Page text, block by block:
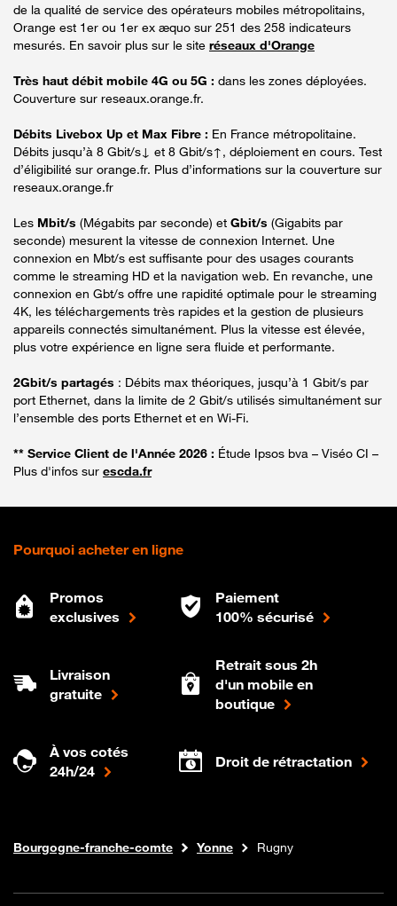
de la qualité de service des opérateurs mobiles métropolitains,
Orange est 1er ou 1er ex æquo sur 251 des 258 indicateurs
mesurés. En savoir plus sur le site réseaux d'Orange
Très haut débit mobile 4G ou 5G : dans les zones déployées.
Couverture sur reseaux.orange.fr.
Débits Livebox Up et Max Fibre : En France métropolitaine.
Débits jusqu’à 8 Gbit/s↓ et 8 Gbit/s↑, déploiement en cours. Test
d’éligibilité sur orange.fr. Plus d’informations sur la couverture sur
reseaux.orange.fr
Les Mbit/s (Mégabits par seconde) et Gbit/s (Gigabits par
seconde) mesurent la vitesse de connexion Internet. Une
connexion en Mbt/s est suffisante pour des usages courants
comme le streaming HD et la navigation web. En revanche, une
connexion en Gbt/s offre une rapidité optimale pour le streaming
4K, les téléchargements très rapides et la gestion de plusieurs
appareils connectés simultanément. Plus la vitesse est élevée,
plus votre expérience en ligne sera fluide et performante.
2Gbit/s partagés : Débits max théoriques, jusqu’à 1 Gbit/s par
port Ethernet, dans la limite de 2 Gbit/s utilisés simultanément sur
l’ensemble des ports Ethernet et en Wi-Fi.
** Service Client de l'Année 2026 : Étude Ipsos bva – Viséo CI –
Plus d'infos sur escda.fr
Pourquoi acheter en ligne
Promos
exclusives
Paiement
100% sécurisé
Livraison
gratuite
Retrait sous 2h
d'un mobile en
boutique
À vos cotés
24h/24
Droit de rétractation
Boutique Orange
Internet fibre
Bourgogne-franche-comte Yonne Rugny